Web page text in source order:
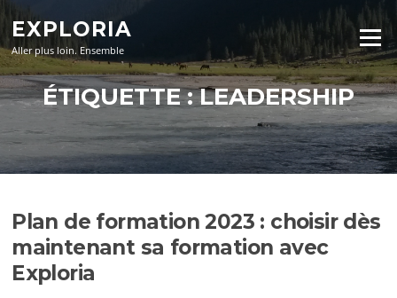
contenu
EXPLORIA
Aller plus loin. Ensemble
Menu
ÉTIQUETTE :LEADERSHIP
Plan de formation 2023 : choisir dès
maintenant sa formation avec
Exploria